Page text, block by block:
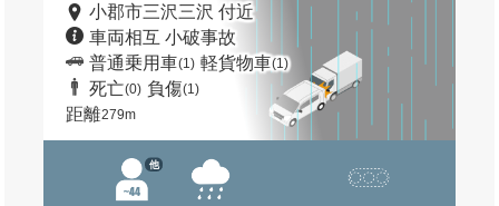
小郡市三沢三沢 付近
車両相互 小破事故
普通乗用車(1) 軽貨物車(1)
死亡(0) 負傷(1)
距離279m
他